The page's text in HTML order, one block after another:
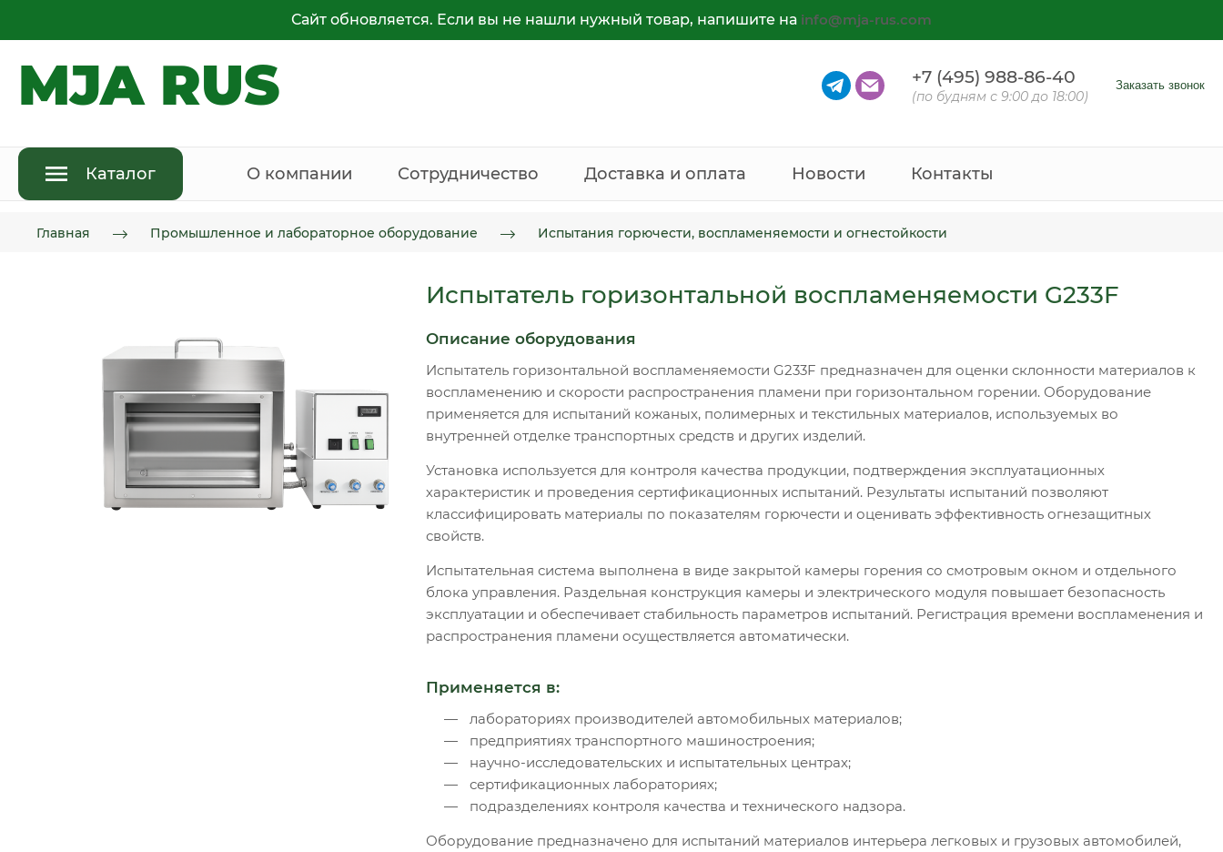
Сайт обновляется. Если вы не нашли нужный товар, напишите на info@mja-rus.com
MJA RUS +7 (495) 988-86-40
(по будням с 9:00 до 18:00)
Заказать звонок
Каталог О компании Сотрудничество Доставка и оплата Новости Контакты
Главная Промышленное и лабораторное оборудование Испытания горючести, воспламеняемости и огнестойкости
Испытатель горизонтальной воспламеняемости G233F
Описание оборудования
Испытатель горизонтальной воспламеняемости G233F предназначен для оценки склонности материалов к
воспламенению и скорости распространения пламени при горизонтальном горении. Оборудование
применяется для испытаний кожаных, полимерных и текстильных материалов, используемых во
внутренней отделке транспортных средств и других изделий.
Установка используется для контроля качества продукции, подтверждения эксплуатационных
характеристик и проведения сертификационных испытаний. Результаты испытаний позволяют
классифицировать материалы по показателям горючести и оценивать эффективность огнезащитных
свойств.
Испытательная система выполнена в виде закрытой камеры горения со смотровым окном и отдельного
блока управления. Раздельная конструкция камеры и электрического модуля повышает безопасность
эксплуатации и обеспечивает стабильность параметров испытаний. Регистрация времени воспламенения и
распространения пламени осуществляется автоматически.
Применяется в:
лабораториях производителей автомобильных материалов;
предприятиях транспортного машиностроения;
научно-исследовательских и испытательных центрах;
сертификационных лабораториях;
подразделениях контроля качества и технического надзора.
Оборудование предназначено для испытаний материалов интерьера легковых и грузовых автомобилей,